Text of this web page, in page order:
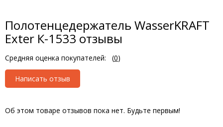
Полотенцедержатель WasserKRAFT
Exter К-1533 отзывы
Средняя оценка покупателей: (0)
Написать отзыв
Об этом товаре отзывов пока нет. Будьте первым!